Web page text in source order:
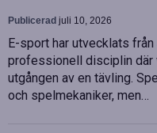
Publicerad juli 10, 2026
E-sport har utvecklats
professionell disciplin där
utgången av en tävling.
och spelmekaniker, men…